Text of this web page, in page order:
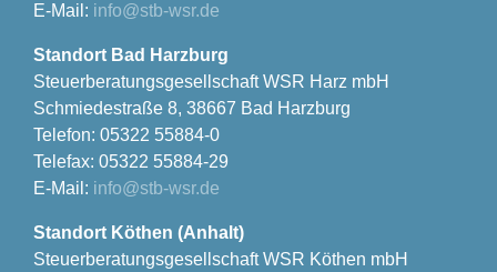
E-Mail: info@stb-wsr.de
Standort Bad Harzburg
Steuerberatungsgesellschaft WSR Harz mbH
Schmiedestraße 8, 38667 Bad Harzburg
Telefon: 05322 55884-0
Telefax: 05322 55884-29
E-Mail: info@stb-wsr.de
Standort Köthen (Anhalt)
Steuerberatungsgesellschaft WSR Köthen mbH